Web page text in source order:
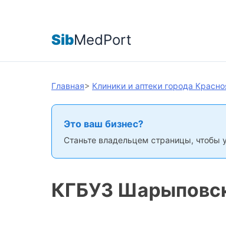
SibMedPort
Главная> Клиники и аптеки города
Это ваш бизнес?
Станьте владельцем страницы, чтобы
КГБУЗ